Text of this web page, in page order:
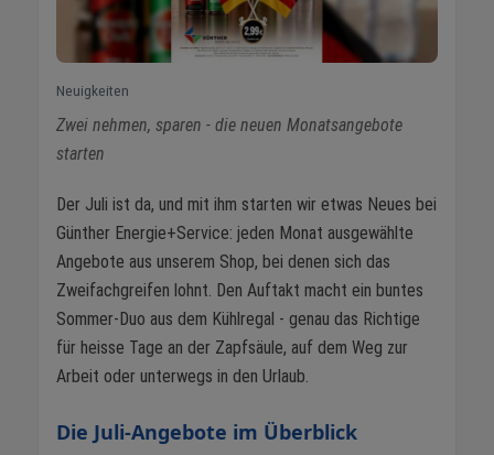
Neuigkeiten
Zwei nehmen, sparen - die neuen Monatsangebote
starten
Der Juli ist da, und mit ihm starten wir etwas Neues bei
Günther Energie+Service: jeden Monat ausgewählte
Angebote aus unserem Shop, bei denen sich das
Zweifachgreifen lohnt. Den Auftakt macht ein buntes
Sommer-Duo aus dem Kühlregal - genau das Richtige
für heisse Tage an der Zapfsäule, auf dem Weg zur
Arbeit oder unterwegs in den Urlaub.
Die Juli-Angebote im Überblick